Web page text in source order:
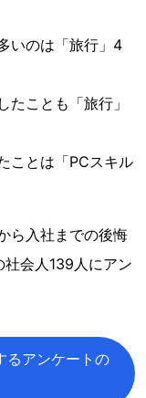
いのは「旅行」4
たことも「旅行」
ことは「PCスキル
ら入社までの後悔
会人139人にアン
るアンケートの